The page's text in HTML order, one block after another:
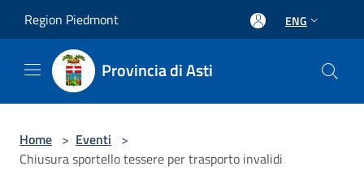
Region Piedmont ENG
Provincia di Asti
Home > Eventi >
Chiusura sportello tessere per trasporto invalidi